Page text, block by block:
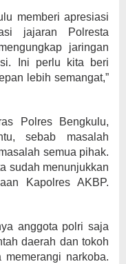
memberi apresiasi
jajaran Polresta
jaringan
Ini perlu kita beri
lebih semangat,”
Polres Bengkulu,
sebab masalah
semua pihak.
sudah menunjukkan
Kapolres AKBP.
anggota polri saja
daerah dan tokoh
memerangi narkoba.